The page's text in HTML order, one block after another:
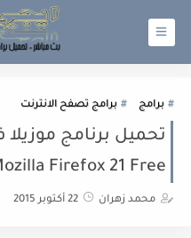
برامج برامج تصفح الانترنت
Firefox 21 Free
محمد زهران 22 أكتوبر 2015